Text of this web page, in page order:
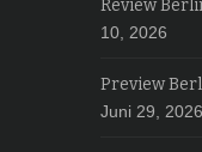
Review
10, 2026
Preview
Juni 29, 2026